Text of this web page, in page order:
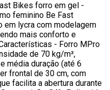
Bikes forro em gel -
feminino Be Fast
em lycra com modelagem
mais conforto e
- Forro MPro
de 70 kg/m³,
média duração (até 6
frontal de 30 cm, com
facilita a abertura durante